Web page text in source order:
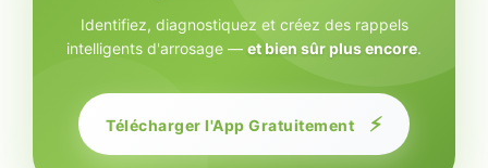
Identifiez, diagnostiquez et créez des rappels
intelligents d'arrosage — et bien sûr plus encore.
Télécharger l'App Gratuitement ⚡